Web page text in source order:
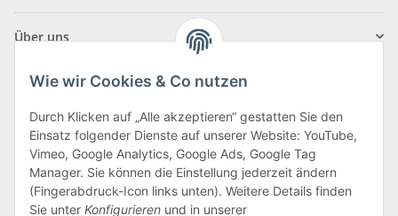
Über uns
Klagenfurter Straße 29
9556 Liebenfels
Montag bis Donnerstag: 8:00 bis 16:30 Uhr
Wie wir Cookies & Co nutzen
Durch Klicken auf „Alle akzeptieren“ gestatten Sie den
Einsatz folgender Dienste auf unserer Website: YouTube,
Vimeo, Google Analytics, Google Ads, Google Tag
Manager. Sie können die Einstellung jederzeit ändern
(Fingerabdruck-Icon links unten). Weitere Details finden
Sie unter Konfigurieren und in unserer